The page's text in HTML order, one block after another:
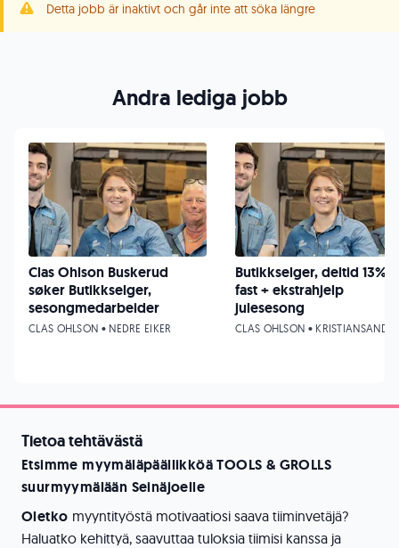
Detta jobb är inaktivt och går inte att söka längre
Tietoa tehtävästä
Etsimme myymäläpäällikköä TOOLS & GROLLS
suurmyymälään Seinäjoelle
Oletko myyntityöstä motivaatiosi saava tiiminvetäjä?
Haluatko kehittyä, saavuttaa tuloksia tiimisi kanssa ja
Andra lediga jobb
Clas Ohlson Buskerud
søker Butikkselger,
sesongmedarbeider
CLAS OHLSON • NEDRE EIKER
Butikkselger, deltid 13%
fast + ekstrahjelp
julesesong
CLAS OHLSON • KRISTIANSAND